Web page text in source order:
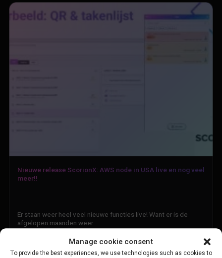
Manage cookie consent
To provide the best experiences, we use technologies such as cookies to
Nieuwe release ScorionX: AWS node in USA live en nog veel
meer!!
19/06/2026
Er staan weer heel veel nieuwe functies live! Want er is de
afgelopen maanden weer…